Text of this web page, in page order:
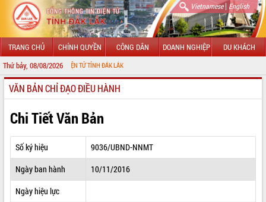
Vietnamese| English
TRANG CHỦ CHÍNH QUYỀN CÔNG DÂN DOANH NGHIỆP DU KHÁCH
Thứ bảy, 08/08/2026
TIN ĐIỆN TỬ TỈNH ĐẮK LẮK
GIỚI THIỆU
LÃNH ĐẠO UBND TỈNH
TIN TỨC SỰ KIỆN
SỞ, BAN, NGÀNH
VĂN BẢN CHỈ ĐẠO ĐIỀU HÀNH
Chi Tiết Văn Bản
Số ký hiệu
9036/UBND-NNMT
Ngày ban hành
10/11/2016
Ngày hiệu lực